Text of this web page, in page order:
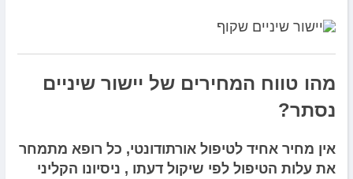
מהו טווח המחירים של יישור שיניים
נסתר?
אין מחיר אחיד לטיפול אורתודונטי, כל רופא מתמחר
את עלות הטיפול לפי שיקול דעתו , ניסיונו הקליני